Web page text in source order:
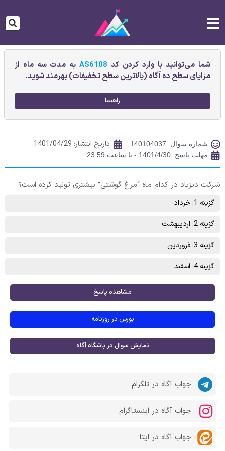
شما می‌توانید با وارد کردن کد AS6108به مدت سه ماه از
مزایای سطح ده آگاه (بالاترین سطح تخفیفات) بهرمند شوید.
راهنما
شماره سوال: 140104037 تاریخ انتشار: 1401/04/29
مهلت پاسخ: 1401/4/30 - تا ساعت 23:59
شرکت دیزباد در کدام ماه “مرغ گوشتی” بیشتری تولید کرده است؟
گزینه 1: خرداد
گزینه 2: اردیبهشت
گزینه 3: فروردین
گزینه 4: اسفند
مشاهده پاسخ
بورس در روزنامه
نمایش سوال در باشگاه آگاه
جواب آگاه در تلگرام
جواب آگاه در اینستاگرام
جواب آگاه در ایتا